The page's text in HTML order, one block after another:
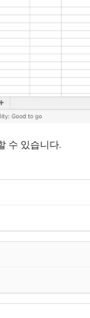
수 있습니다.